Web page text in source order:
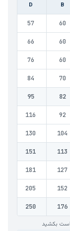
B
D
60
57
60
66
60
76
70
84
82
95
92
116
104
130
113
151
127
181
152
205
176
250
بکشید